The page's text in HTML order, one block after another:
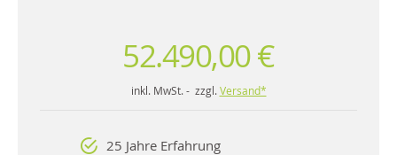
52.490,00 €
inkl. MwSt. - zzgl. Versand*
25 Jahre Erfahrung